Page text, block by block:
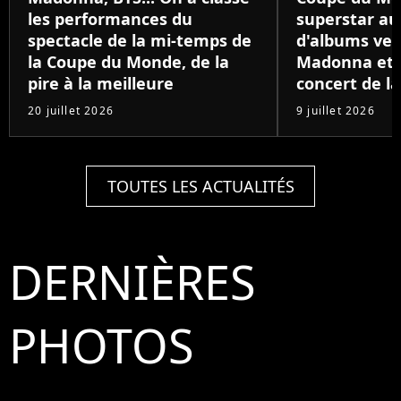
les performances du
spectacle de la mi-temps de
la Coupe du Monde, de la
pire à la meilleure
20 juillet 2026
superstar
d'albums
Madonna et
concert de
9 juillet 2026
TOUTES LES ACTUALITÉS
DERNIÈRES
PHOTOS